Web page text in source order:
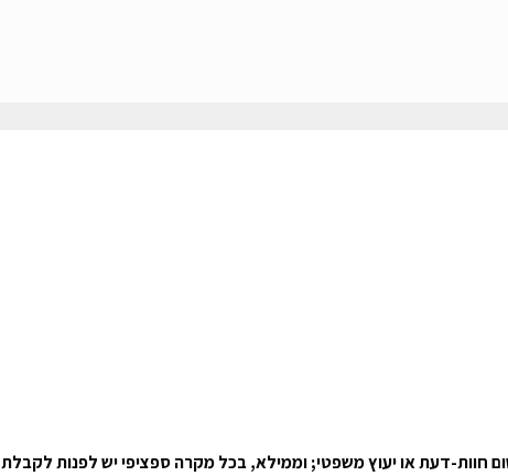
חוות-דעת או יעוץ משפטי; וממילא, בכל מקרה ספציפי יש לפנות